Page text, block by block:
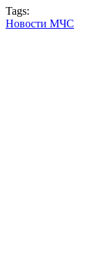
Tags:
Новости МЧС